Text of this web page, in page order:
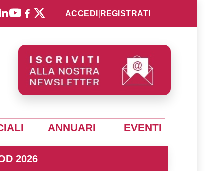
ACCEDI REGISTRATI
ANNUARI EVENTI
2026